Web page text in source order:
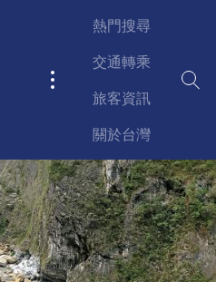
Main
熱門搜尋
交通轉乘
旅客資訊
關於台灣